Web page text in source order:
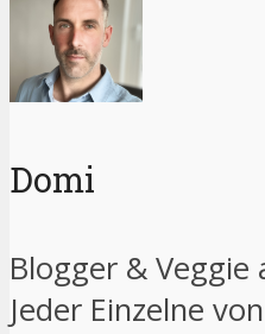
Domi
Blogger & Veggie
Jeder Einzelne